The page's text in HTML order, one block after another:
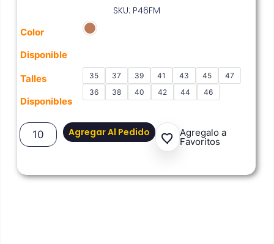
SKU: P46FM
Color
Disponible
Talles
Disponibles
35 37 39 41 43 45
47
36
38 40 42 44 46
Agregar Al Pedido Agregalo a
Favoritos